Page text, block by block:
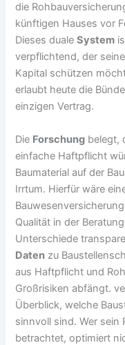
die
künftigen Hauses vor
Dieses dualeSystem
verpflichtend, der seine
Kapital schützen
erlaubt heute die
einzigen Vertrag.
Die Forschung belegt,
einfache Haftpflicht
Baumaterial auf der
Irrtum. Hierfür wäre
Qualität in der
Unterschiede
Daten zu
aus Haftpflicht und
Großrisiken abfängt.
Überblick, welche
sinnvoll sind. Wer
betrachtet, optimiert